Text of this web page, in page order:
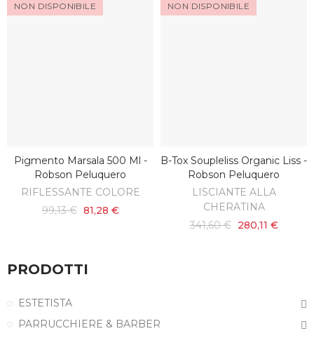
NON DISPONIBILE
SCOPRI
Pigmento Marsala 500 Ml -
Robson Peluquero
RIFLESSANTE COLORE
99,13 € 81,28 €
NON DISPONIBILE
SCOPRI
B-Tox Soupleliss Organic Liss -
Robson Peluquero
LISCIANTE ALLA
CHERATINA
341,60 € 280,11 €
PRODOTTI
ESTETISTA
PARRUCCHIERE & BARBER